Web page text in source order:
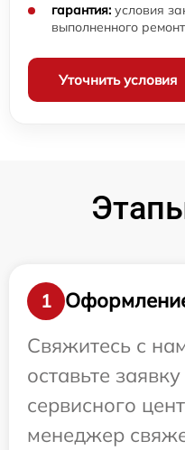
гарантия: условия
выполненного
Уточнить условия
1
Свяжитесь с
оставьте
сервисного
менеджер